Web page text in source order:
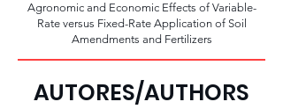
Agronomic and Economic Effects of Variable-
Rate versus Fixed-Rate Application of Soil
Amendments and Fertilizers
AUTORES/AUTHORS